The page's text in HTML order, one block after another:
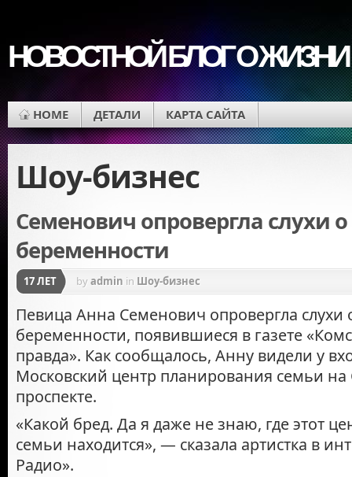
НОВОСТНОЙ БЛОГ О
HOME ДЕТАЛИ КАРТА САЙТА
Шоу-бизнес
Семенович опровергла слухи о
беременности
17 ЛЕТ byadmin in Шоу-бизнес
Певица Анна Семенович опровергла слухи
беременности, появившиеся в газете
правда». Как сообщалось, Анну видели у
Московский центр планирования семьи на
проспекте.
«Какой бред. Да я даже не знаю, где этот
семьи находится», — сказала артистка в
Радио».